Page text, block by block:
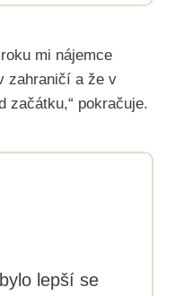
mi nájemce
zahraničí a že v
začátku,“ pokračuje.
lepší se